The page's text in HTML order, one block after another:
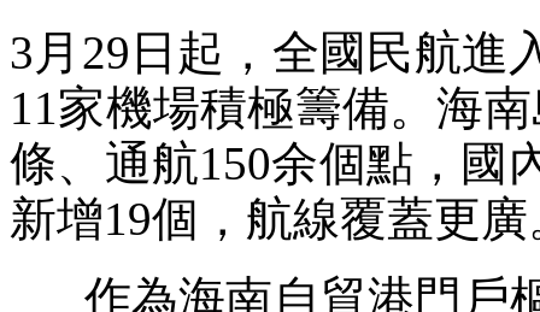
3月29日起，全國民航進
11家機場積極籌備。海
條、通航150余個點，國
新增19個，航線覆蓋更廣
作為海南自貿港門戶